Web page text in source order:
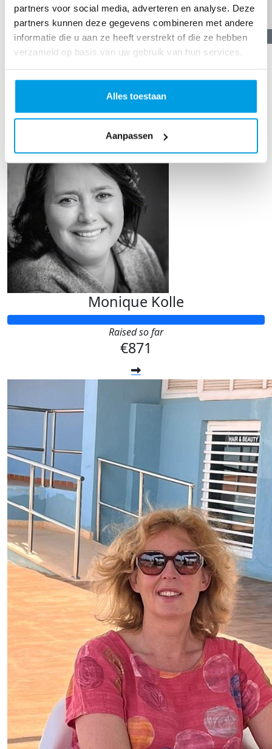
partners voor social media, adverteren en analyse. Deze
partners kunnen deze gegevens combineren met andere
informatie die u aan ze heeft verstrekt of die ze hebben
verzameld op basis van uw gebruik van hun services.
Alles toestaan
Aanpassen
25,89
Thomas Rook
Our Team Members
Monique Kolle
Raised so far
€871